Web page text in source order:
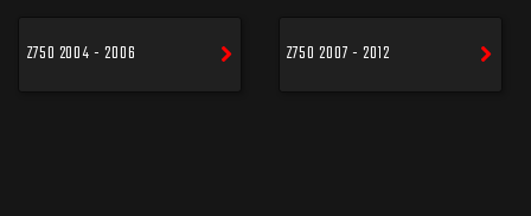
Z750 2004 - 2006 Z750 2007 - 2012